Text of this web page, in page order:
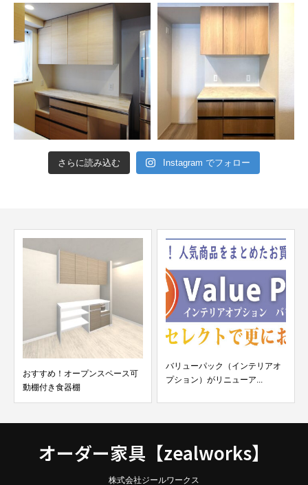
さらに読み込む Instagram でフォロー
おすすめ！オープンスペース可
動棚付き食器棚
バリューパック（インテリアオ
プション）がリニューア...
オーダー家具【zealworks】
株式会社ジールワークス